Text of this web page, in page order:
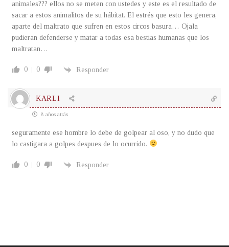
animales??? ellos no se meten con ustedes y este es el resultado de
sacar a estos animalitos de su hábitat. El estrés que esto les genera,
aparte del maltrato que sufren en estos circos basura… Ojala
pudieran defenderse y matar a todas esa bestias humanas que los
maltratan…
0 0 Responder
KARLI
8 años atrás
seguramente ese hombre lo debe de golpear al oso, y no dudo que
lo castigara a golpes despues de lo ocurrido.
0 0 Responder